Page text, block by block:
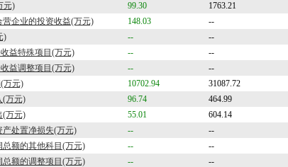
元)
99.30 1763.21
营企业的投资收益(万元)
148.03 --
)
-- --
益特殊项目(万元)
-- --
益调整项目(万元)
-- --
万元)
10702.94 31087.72
(万元)
96.74 464.99
(万元)
55.01 604.14
产处置净损失(万元)
-- --
总额的其他科目(万元)
-- --
总额的调整项目(万元)
-- --